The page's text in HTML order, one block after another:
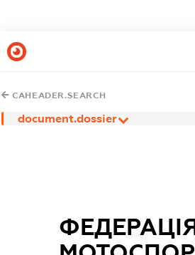
CAHEADER.SEARCH
document.dossier